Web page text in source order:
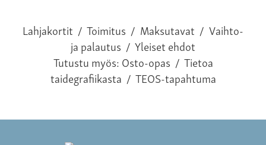
Lahjakortit / Toimitus / Maksutavat / Vaihto-
ja palautus / Yleiset ehdot
Tutustu myös:Osto-opas / Tietoa
taidegrafiikasta / TEOS-tapahtuma